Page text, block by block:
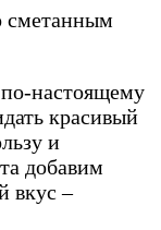
настоящему
красивый
и
добавим
вкус –